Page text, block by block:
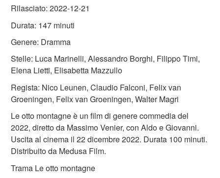
Rilasciato: 2022-12-21
Durata: 147 minuti
Genere: Dramma
Stelle: Luca Marinelli, Alessandro Borghi, Filippo Timi,
Elena Lietti, Elisabetta Mazzullo
Regista: Nico Leunen, Claudio Falconi, Felix van
Groeningen, Felix van Groeningen, Walter Magri
Le otto montagne è un film di genere commedia del
2022, diretto da Massimo Venier, con Aldo e Giovanni.
Uscita al cinema il 22 dicembre 2022. Durata 100 minuti.
Distribuito da Medusa Film.
Trama Le otto montagne